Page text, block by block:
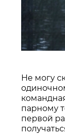
Не могу
парному
первой